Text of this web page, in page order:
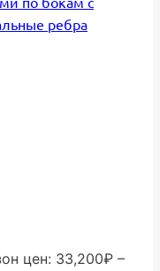
цен: 33,200₽ –